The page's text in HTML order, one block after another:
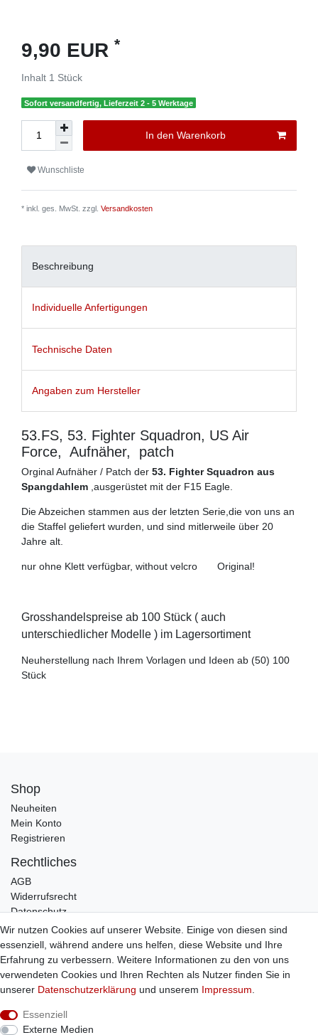
9,90 EUR *
Inhalt 1 Stück
Sofort versandfertig, Lieferzeit 2 - 5 Werktage
In den Warenkorb
Wunschliste
* inkl. ges. MwSt. zzgl. Versandkosten
Beschreibung
Individuelle Anfertigungen
Technische Daten
Angaben zum Hersteller
53.FS, 53. Fighter Squadron, US Air
Force, Aufnäher, patch
Orginal Aufnäher / Patch der 53. Fighter Squadron aus
Spangdahlem ,ausgerüstet mit der F15 Eagle.
Die Abzeichen stammen aus der letzten Serie,die von uns an
die Staffel geliefert wurden, und sind mitlerweile über 20
Jahre alt.
nur ohne Klett verfügbar, without velcro Original!
Grosshandelspreise ab 100 Stück ( auch
unterschiedlicher Modelle ) im Lagersortiment
Neuherstellung nach Ihrem Vorlagen und Ideen ab (50) 100
Stück
Shop
Neuheiten
Mein Konto
Registrieren
Rechtliches
AGB
Widerrufsrecht
Datenschutz
Impressum
Infos
Zahlung / Versand
Individuelle Anfertigung
Wir nutzen Cookies auf unserer Website. Einige von diesen sind
essenziell, während andere uns helfen, diese Website und Ihre
Erfahrung zu verbessern. Weitere Informationen zu den von uns
verwendeten Cookies und Ihren Rechten als Nutzer finden Sie in
unserer Daten­schutz­erklärung und unserem Impressum
Essenziell
Externe Medien